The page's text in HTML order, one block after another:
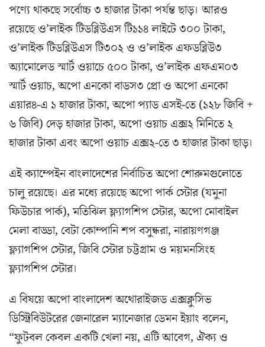
পণ্যে থাকছে সর্বোচ্চ ৩ হাজার টাকা পর্যন্ত ছাড়। আরও
রয়েছে ও’লাইক টিডব্লিউএস টি১১৪ লাইটে ৩০০ টাকা,
ও’লাইক টিডব্লিউএস টি৩০২ ও ও’লাইক এফডব্লিউ৩
অ্যামোলেড স্মার্ট ওয়াচে ৫০০ টাকা, ও’লাইক এফএম০৩
স্মার্ট ওয়াচ, অপো এনকো বাডস৩ প্রো ও অপো এনকো
এয়ার৪-এ ১ হাজার টাকা, অপো প্যাড এসই-তে (১২৮ জিবি +
৬ জিবি) দেড় হাজার টাকা, অপো ওয়াচ এক্স২ মিনিতে ২
হাজার টাকা এবং অপো ওয়াচ এক্স২-তে ৩ হাজার টাকা ছাড়।
এই ক্যাম্পেইন বাংলাদেশের নির্বাচিত অপো শোরুমগুলোতে
চালু রয়েছে। এর মধ্যে রয়েছে অপো পার্ক স্টোর (যমুনা
ফিউচার পার্ক), মতিঝিল ফ্ল্যাগশিপ স্টোর, অপো মোবাইল
মেলা বাড্ডা, বেটা কোম্পানি শপ বসুন্ধরা, নারায়ণগঞ্জ
ফ্ল্যাগশিপ স্টোর, জিবি স্টোর চট্টগ্রাম ও ময়মনসিংহ
ফ্ল্যাগশিপ স্টোর।
এ বিষয়ে অপো বাংলাদেশ অথোরাইজড এক্সক্লুসিভ
ডিস্ট্রিবিউটরের জেনারেল ম্যানেজার ডেমন ইয়াং বলেন,
“ফুটবল কেবল একটি খেলা নয়, এটি আবেগ, ঐক্য ও